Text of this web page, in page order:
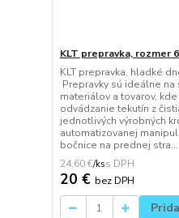
KLT prepravka, rozmer
KLT prepravka, hladké
Prepravky sú ideálne
materiálov a tovarov,
odvádzanie tekutín z
jednotlivých výrobných
automatizovanej
bočnice na prednej stra...
24,60 €/ks
20 € bez DPH